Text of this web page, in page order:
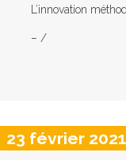
L’innovation
– /
23 février 2021